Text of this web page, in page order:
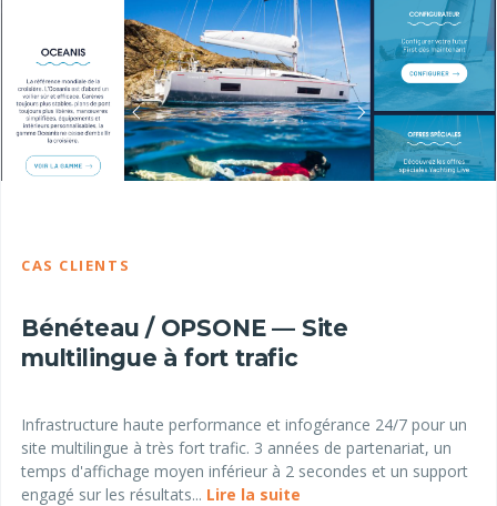
CAS CLIENTS
Bénéteau / OPSONE — Site
multilingue à fort trafic
Infrastructure haute performance et infogérance 24/7 pour un
site multilingue à très fort trafic. 3 années de partenariat, un
temps d'affichage moyen inférieur à 2 secondes et un support
engagé sur les résultats... Lire la suite